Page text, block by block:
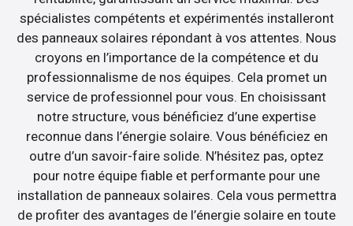
spécialistes compétents et expérimentés installeront
des panneaux solaires répondant à vos attentes. Nous
croyons en l’importance de la compétence et du
professionnalisme de nos équipes. Cela promet un
service de professionnel pour vous. En choisissant
notre structure, vous bénéficiez d’une expertise
reconnue dans l’énergie solaire. Vous bénéficiez en
outre d’un savoir-faire solide. N’hésitez pas, optez
pour notre équipe fiable et performante pour une
installation de panneaux solaires. Cela vous permettra
de profiter des avantages de l’énergie solaire en toute